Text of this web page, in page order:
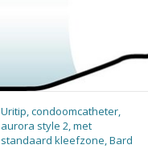
Uritip, condoomcatheter,
aurora style 2, met
standaard kleefzone, Bard